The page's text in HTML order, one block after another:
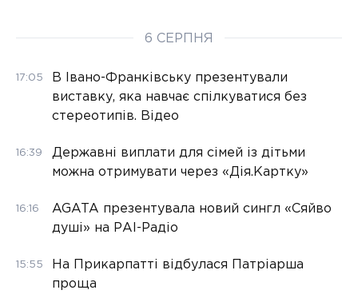
6 СЕРПНЯ
17:05
В Івано-Франківську презентували
виставку, яка навчає спілкуватися без
стереотипів. Відео
16:39
Державні виплати для сімей із дітьми
можна отримувати через «Дія.Картку»
16:16
AGATA презентувала новий сингл «Сяйво
душі» на РАІ-Радіо
15:55
На Прикарпатті відбулася Патріарша
проща